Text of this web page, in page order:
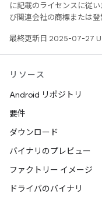
に記載のライセンスに従
び関連会社の商標または登
最終更新日 2025-07-27
リソース
Android リポジトリ
要件
ダウンロード
バイナリのプレビュー
ファクトリー イメージ
ドライバのバイナリ